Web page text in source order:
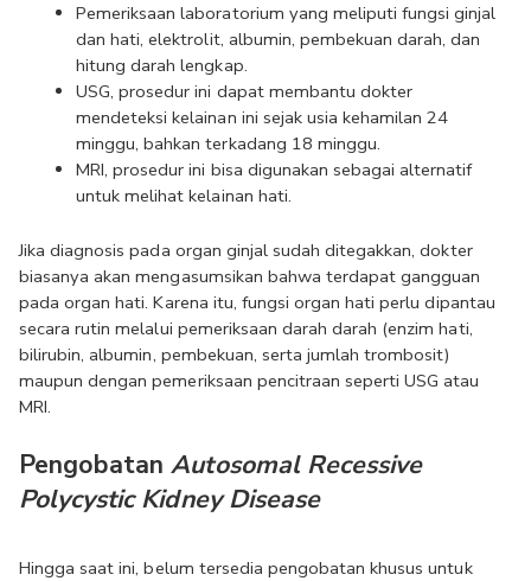
Pemeriksaan laboratorium yang meliputi fungsi ginjal
dan hati, elektrolit, albumin, pembekuan darah, dan
hitung darah lengkap.
USG, prosedur ini dapat membantu dokter
mendeteksi kelainan ini sejak usia kehamilan 24
minggu, bahkan terkadang 18 minggu.
MRI, prosedur ini bisa digunakan sebagai alternatif
untuk melihat kelainan hati.
Jika diagnosis pada organ ginjal sudah ditegakkan, dokter
biasanya akan mengasumsikan bahwa terdapat gangguan
pada organ hati. Karena itu, fungsi organ hati perlu dipantau
secara rutin melalui pemeriksaan darah darah (enzim hati,
bilirubin, albumin, pembekuan, serta jumlah trombosit)
maupun dengan pemeriksaan pencitraan seperti USG atau
MRI.
Pengobatan Autosomal Recessive
Polycystic Kidney Disease
Hingga saat ini, belum tersedia pengobatan khusus untuk